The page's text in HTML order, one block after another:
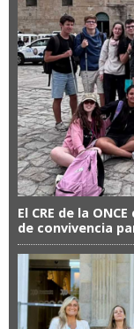
El CRE de la
de convivencia